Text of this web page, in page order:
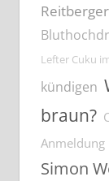
Lefter Cuku
kündigen
braun?
Anmeldung
Simon